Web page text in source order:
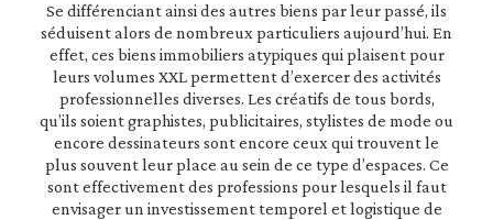
Se différenciant ainsi des autres biens par leur passé, ils
séduisent alors de nombreux particuliers aujourd’hui. En
effet, ces biens immobiliers atypiques qui plaisent pour
leurs volumes XXL permettent d’exercer des activités
professionnelles diverses. Les créatifs de tous bords,
qu’ils soient graphistes, publicitaires, stylistes de mode ou
encore dessinateurs sont encore ceux qui trouvent le
plus souvent leur place au sein de ce type d’espaces. Ce
sont effectivement des professions pour lesquels il faut
envisager un investissement temporel et logistique de